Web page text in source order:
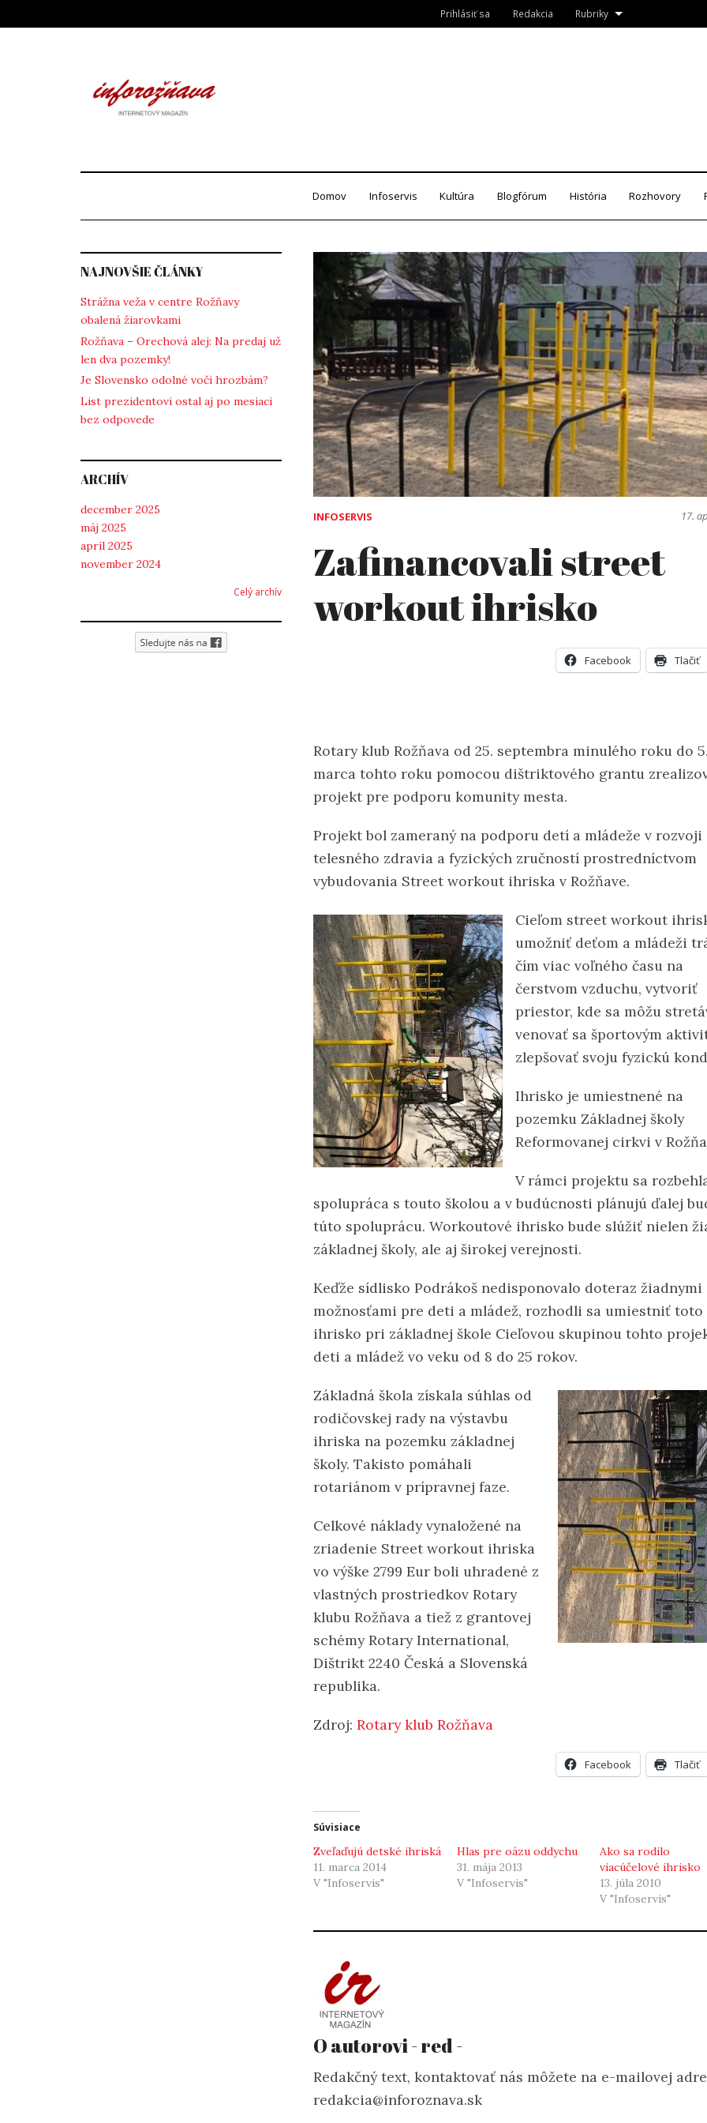
to
Prihlásiť sa Redakcia Rubriky
Domov Infoservis Kultúra Blogfórum História Rozhovory
INFOSERVIS 17.
Zafinancovali street
workout ihrisko
Facebook Tlačiť
Rotary klub Rožňava od 25. septembra minulého roku do
marca tohto roku pomocou dištriktového grantu
projekt pre podporu komunity mesta.
Projekt bol zameraný na podporu detí a mládeže v rozvoji
telesného zdravia a fyzických zručností prostredníctvom
vybudovania Street workout ihriska v Rožňave.
Cieľom street workout
umožniť deťom a mládeži
čím viac voľného času na
čerstvom vzduchu, vytvoriť
priestor, kde sa môžu
venovať sa športovým
zlepšovať svoju fyzickú
Ihrisko je umiestnené na
pozemku Základnej školy
Reformovanej cirkvi v
V rámci projektu sa
spolupráca s touto školou a v budúcnosti plánujú ďalej
túto spoluprácu. Workoutové ihrisko bude slúžiť nielen
základnej školy, ale aj širokej verejnosti.
Keďže sídlisko Podrákoš nedisponovalo doteraz žiadnymi
možnosťami pre deti a mládež, rozhodli sa umiestniť toto
ihrisko pri základnej škole Cieľovou skupinou tohto
deti a mládež vo veku od 8 do 25 rokov.
Základná škola získala súhlas od
rodičovskej rady na výstavbu
ihriska na pozemku základnej
školy. Takisto pomáhali
rotariánom v prípravnej faze.
Celkové náklady vynaložené na
zriadenie Street workout ihriska
vo výške 2799 Eur boli uhradené z
vlastných prostriedkov Rotary
klubu Rožňava a tiež z grantovej
schémy Rotary International,
Dištrikt 2240 Česká a Slovenská
republika.
Zdroj: Rotary klub Rožňava
Facebook Tlačiť
Súvisiace
Zveľaďujú detské ihriská
11. marca 2014
V "Infoservis"
Hlas pre oázu oddychu
31. mája 2013
V "Infoservis"
Ako sa rodilo
viacúčelové ihrisko
13. júla 2010
V "Infoservis"
O autorovi - red -
Redakčný text, kontaktovať nás môžete na e-mailovej
redakcia@inforoznava.sk
NAJNOVŠIE ČLÁNKY
Strážna veža v centre Rožňavy
obalená žiarovkami
Rožňava – Orechová alej: Na predaj už
len dva pozemky!
Je Slovensko odolné voči hrozbám?
List prezidentovi ostal aj po mesiaci
bez odpovede
ARCHÍV
december 2025
máj 2025
apríl 2025
november 2024
Celý archív